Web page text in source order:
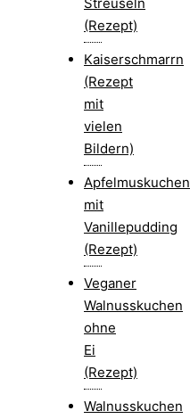
(Rezept)
Kaiserschmarrn
(Rezept
mit
vielen
Bildern)
Apfelmuskuchen
mit
Vanillepudding
(Rezept)
Veganer
Walnusskuchen
ohne
Ei
(Rezept)
Walnusskuchen